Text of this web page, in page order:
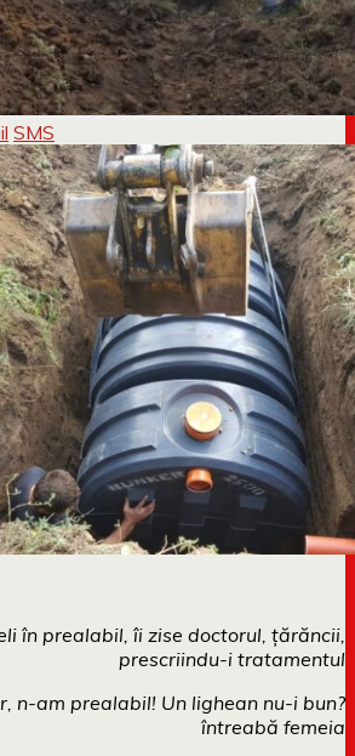
SMS
în prealabil, îi zise doctorul, țărăncii,
prescriindu-i tratamentul
n-am prealabil! Un lighean nu-i bun?
întreabă femeia